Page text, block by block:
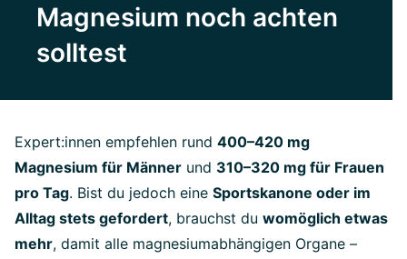
Magnesium noch achten
solltest
Expert:innen empfehlen rund 400–420 mg
Magnesium für Männer und 310–320 mg für Frauen
pro Tag. Bist du jedoch eine Sportskanone oder im
Alltag stets gefordert, brauchst du womöglich etwas
mehr, damit alle magnesiumabhängigen Organe –